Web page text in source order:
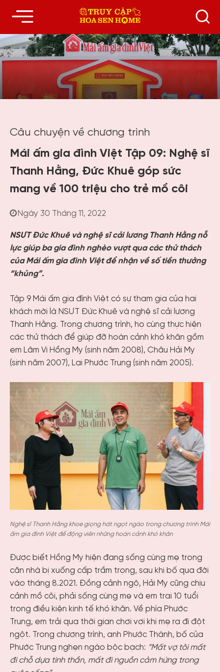
Câu chuyện về chương trình
Mái ấm gia đình Việt Tập 09: Nghệ sĩ
Thanh Hằng, Đức Khuê góp sức
mang về 100 triệu cho trẻ mồ côi
Ngày 30 Tháng 11, 2022
NSƯT Đức Khuê và nghệ sĩ cải lương Thanh Hằng nỗ
lực giúp ba gia đình nghèo vượt qua các thử thách
của Mái ấm gia đình Việt để nhận về số tiền thưởng
“khủng”.
Tập 9 Mái ấm gia đình Việt có sự tham gia của hai
khách mời là NSƯT Đức Khuê và nghệ sĩ cải lương
Thanh Hằng. Trong chương trình, họ cùng thực hiện
các thử thách để giúp đỡ hoàn cảnh khó khăn gồm
em Lâm Vi Hồng My (sinh năm 2008), Châu Hải My
(sinh năm 2007), Lai Phước Trung (sinh năm 2005).
Nghệ sĩ Thanh Hằng khoe giọng hát ngọt ngào trong chương trình Mái
ấm gia đình Việt để động viên những hoàn cảnh khó khăn
Được biết Hồng My hiện đang sống cùng mẹ trong
căn nhà bị xuống cấp trầm trọng, sau khi bố qua đời
vào tháng 8.2021. Đồng cảnh ngộ, Hải My cũng chịu
cảnh mồ côi, phải sống cùng mẹ và em trai 10 tuổi
trong điều kiện kinh tế khó khăn. Về phía Phước
Trung, em trải qua thời gian chơi vơi khi mẹ ra đi đột
ngột. Trong chương trình, anh Phước Thành, bố của
Phước Trung nghẹn ngào bộc bạch: “Mất vợ tôi mất
đi chỗ dựa tinh thần, mất đi nguồn cảm hứng trong